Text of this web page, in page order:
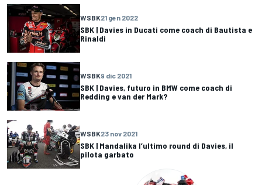
WSBK21 gen 2022
SBK | Davies in Ducati come coach di Bautista e
Rinaldi
WSBK9 dic 2021
SBK | Davies, futuro in BMW come coach di
Redding e van der Mark?
WSBK23 nov 2021
SBK | Mandalika l’ultimo round di Davies, il
pilota garbato